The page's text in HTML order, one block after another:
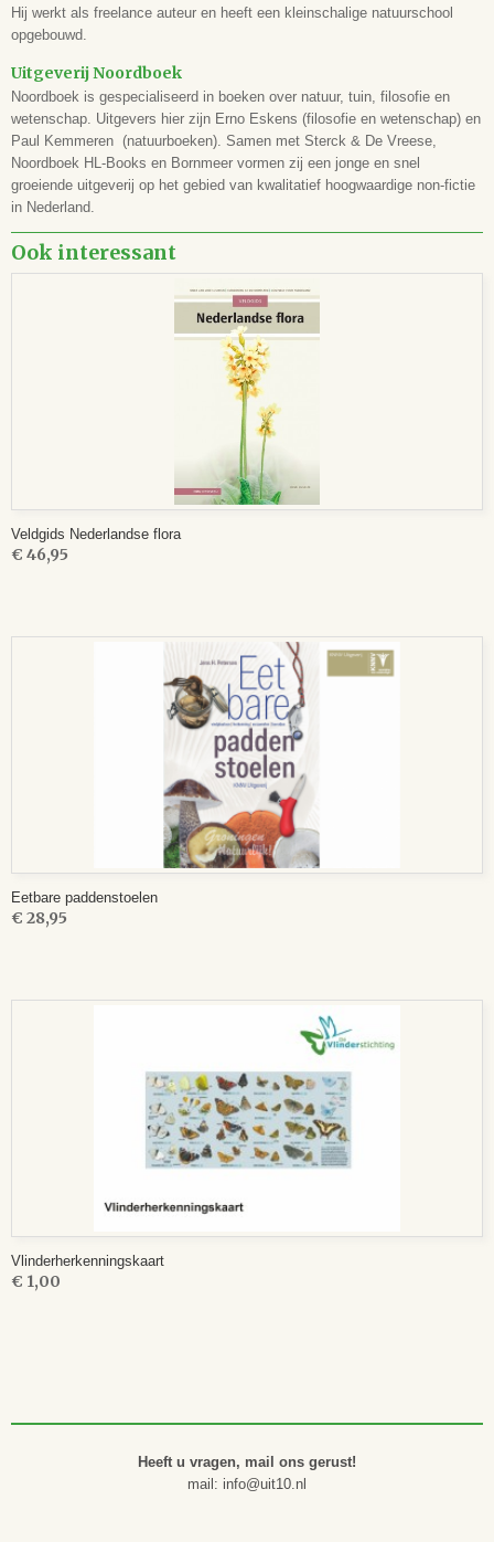
Hij werkt als freelance auteur en heeft een kleinschalige natuurschool
opgebouwd.
Uitgeverij Noordboek
Noordboek is gespecialiseerd in boeken over natuur, tuin, filosofie en
wetenschap. Uitgevers hier zijn Erno Eskens (filosofie en wetenschap) en
Paul Kemmeren (natuurboeken). Samen met Sterck & De Vreese,
Noordboek HL-Books en Bornmeer vormen zij een jonge en snel
groeiende uitgeverij op het gebied van kwalitatief hoogwaardige non-fictie
in Nederland.
Ook interessant
Veldgids Nederlandse flora
€ 46,95
Eetbare paddenstoelen
€ 28,95
Vlinderherkenningskaart
€ 1,00
Heeft u vragen, mail ons gerust!
mail: info@uit10.nl